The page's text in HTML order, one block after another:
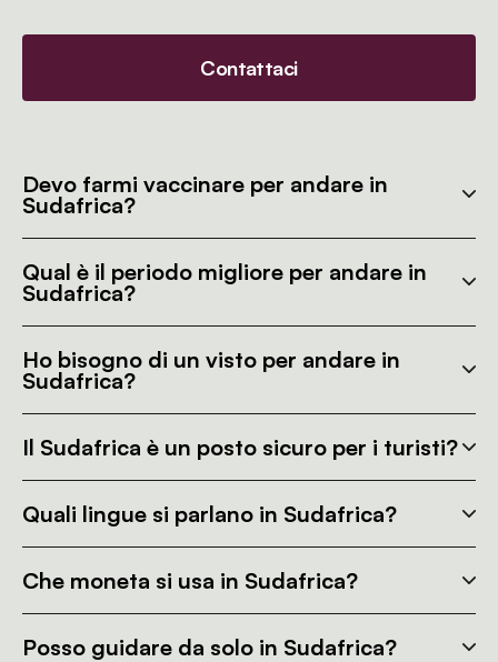
Contattaci
Devo farmi vaccinare per andare in
Sudafrica?
Qual è il periodo migliore per andare in
Sudafrica?
Ho bisogno di un visto per andare in
Sudafrica?
Il Sudafrica è un posto sicuro per i turisti?
Quali lingue si parlano in Sudafrica?
Che moneta si usa in Sudafrica?
Posso guidare da solo in Sudafrica?